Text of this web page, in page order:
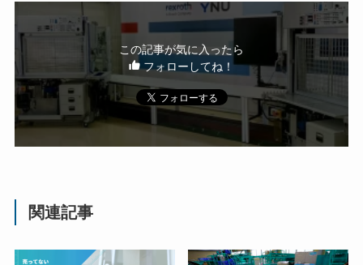
この記事が気に入ったら
フォローしてね！
関連記事